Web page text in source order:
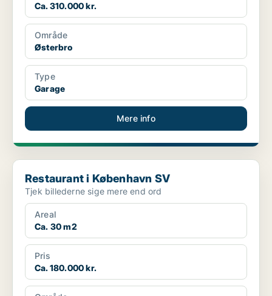
Ca. 310.000 kr.
Område
Østerbro
Type
Garage
Mere info
Restaurant i København SV
Restaurant i København SV
Tjek billederne sige mere end ord
Areal
Ca. 30 m2
Pris
Ca. 180.000 kr.